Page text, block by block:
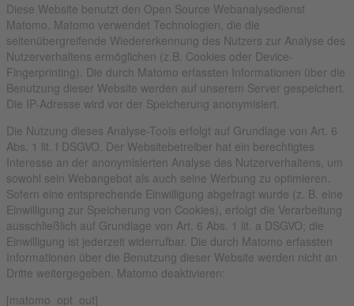
Diese Website benutzt den Open Source Webanalysedienst
Matomo. Matomo verwendet Technologien, die die
seitenübergreifende Wiedererkennung des Nutzers zur Analyse des
Nutzerverhaltens ermöglichen (z.B. Cookies oder Device-
Fingerprinting). Die durch Matomo erfassten Informationen über die
Benutzung dieser Website werden auf unserem Server gespeichert.
Die IP-Adresse wird vor der Speicherung anonymisiert.
Die Nutzung dieses Analyse-Tools erfolgt auf Grundlage von Art. 6
Abs. 1 lit. f DSGVO. Der Websitebetreiber hat ein berechtigtes
Interesse an der anonymisierten Analyse des Nutzerverhaltens, um
sowohl sein Webangebot als auch seine Werbung zu optimieren.
Sofern eine entsprechende Einwilligung abgefragt wurde (z. B. eine
Einwilligung zur Speicherung von Cookies), erfolgt die Verarbeitung
ausschließlich auf Grundlage von Art. 6 Abs. 1 lit. a DSGVO; die
Einwilligung ist jederzeit widerrufbar. Die durch Matomo erfassten
Informationen über die Benutzung dieser Website werden nicht an
Dritte weitergegeben. Matomo deaktivieren:
[matomo_opt_out]